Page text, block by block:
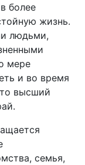
более
жизнь.
людьми,
мере
и во время
высший
семья,